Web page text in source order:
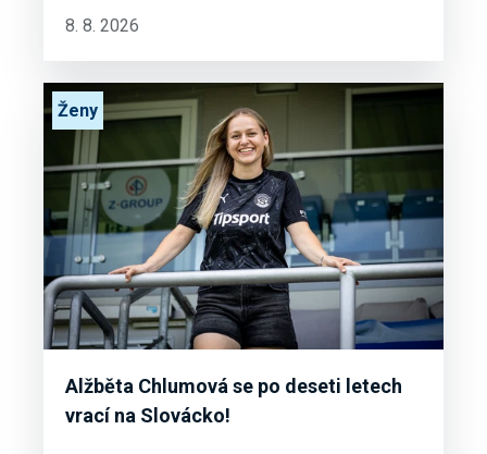
8. 8. 2026
Alžběta Chlumová se po deseti letech
vrací na Slovácko!
Ženy